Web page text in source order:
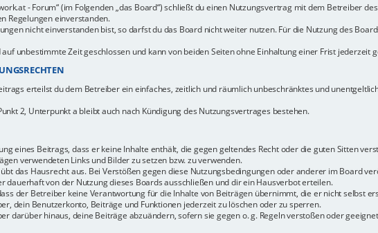
- Forum“ (im Folgenden „das Board“) schließt du einen Nutzungsvertrag mit dem Betreiber
Regelungen einverstanden.
nicht einverstanden bist, so darfst du das Board nicht weiter nutzen. Für die Nutzung des
unbestimmte Zeit geschlossen und kann von beiden Seiten ohne Einhaltung einer Frist jederzeit
erteilst du dem Betreiber ein einfaches, zeitlich und räumlich unbeschränktes und
2, Unterpunkt a bleibt auch nach Kündigung des Nutzungsvertrages bestehen.
eines Beitrags, dass er keine Inhalte enthält, die gegen geltendes Recht oder die guten Sitten
verwendeten Links und Bilder zu setzen bzw. zu verwenden.
das Hausrecht aus. Bei Verstößen gegen diese Nutzungsbedingungen oder anderer im Board
dauerhaft von der Nutzung dieses Boards ausschließen und dir ein Hausverbot erteilen.
der Betreiber keine Verantwortung für die Inhalte von Beiträgen übernimmt, die er nicht selbst
dein Benutzerkonto, Beiträge und Funktionen jederzeit zu löschen oder zu sperren.
darüber hinaus, deine Beiträge abzuändern, sofern sie gegen o. g. Regeln verstoßen oder